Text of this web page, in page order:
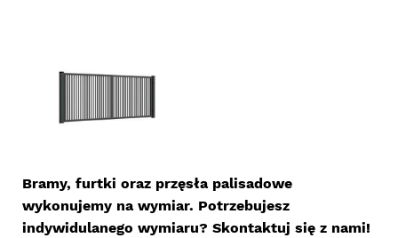
Bramy, furtki oraz przęsła palisadowe
wykonujemy na wymiar. Potrzebujesz
indywidulanego wymiaru? Skontaktuj się z nami!